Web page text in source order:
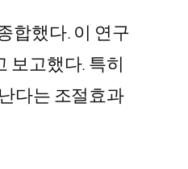
합했다. 이 연구
보고했다. 특히
다는 조절효과